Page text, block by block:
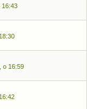
16:43
o 16:59